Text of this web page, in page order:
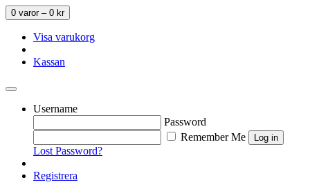
0 varor – 0 kr
Visa varukorg
Kassan
Username
Password
Remember Me
Lost Password?
Registrera